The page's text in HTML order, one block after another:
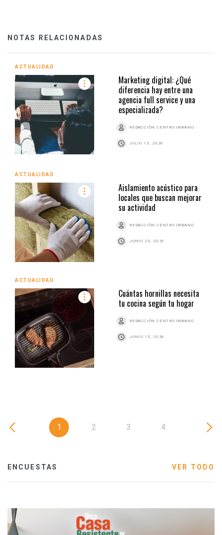
NOTAS RELACIONADAS
ACTUALIDAD
Marketing digital: ¿Qué
diferencia hay entre una
agencia full service y una
especializada?
REDACCIÓN CENTRO URBANO
JULIO 13, 2026
ACTUALIDAD
Aislamiento acústico para
locales que buscan mejorar
su actividad
REDACCIÓN CENTRO URBANO
JUNIO 23, 2026
ACTUALIDAD
Cuántas hornillas necesita
tu cocina según tu hogar
REDACCIÓN CENTRO URBANO
JUNIO 15, 2026
1 2 3 4
ENCUESTAS VER TODO